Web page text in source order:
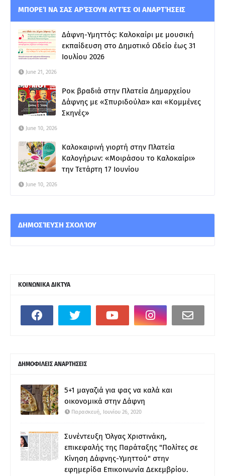
ΜΠΟΡΕΊ ΝΑ ΣΑΣ ΑΡΈΣΟΥΝ ΑΥΤΈΣ ΟΙ ΑΝΑΡΤΉΣΕΙΣ
Δάφνη-Υμηττός: Καλοκαίρι με μουσική
εκπαίδευση στο Δημοτικό Ωδείο έως 31
Ιουλίου 2026
June 21, 2026
Ροκ βραδιά στην Πλατεία Δημαρχείου
Δάφνης με «Σπυριδούλα» και «Κομμένες
Σκηνές»
June 10, 2026
Καλοκαιρινή γιορτή στην Πλατεία
Καλογήρων: «Μοιράσου το Καλοκαίρι»
την Τετάρτη 17 Ιουνίου
June 10, 2026
ΔΗΜΟΣΊΕΥΣΗ ΣΧΟΛΊΟΥ
ΚΟΙΝΩΝΙΚΑ ΔΙΚΤΥΑ
ΔΗΜΟΦΙΛΕΙΣ ΑΝΑΡΤΗΣΕΙΣ
5+1 μαγαζιά για φας να καλά και
οικονομικά στην Δάφνη
Παρασκευή, Ιουνίου 26, 2020
Συνέντευξη Όλγας Χριστινάκη,
επικεφαλής της Παράταξης "Πολίτες σε
Κίνηση Δάφνης-Υμηττού" στην
εφημερίδα Επικοινωνία Δεκεμβρίου.